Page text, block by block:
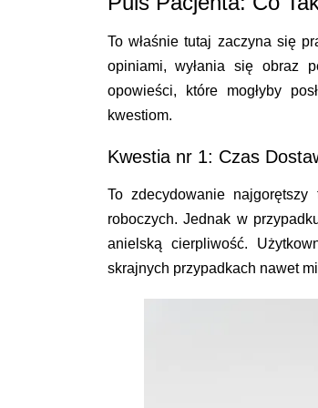
To właśnie tutaj zaczyna się
opiniami, wyłania się obraz
opowieści, które mogłyby
kwestiom.
Kwestia nr 1: Czas
To zdecydowanie
roboczych. Jednak w
anielską cierpliwość.
skrajnych przypadkach nawet